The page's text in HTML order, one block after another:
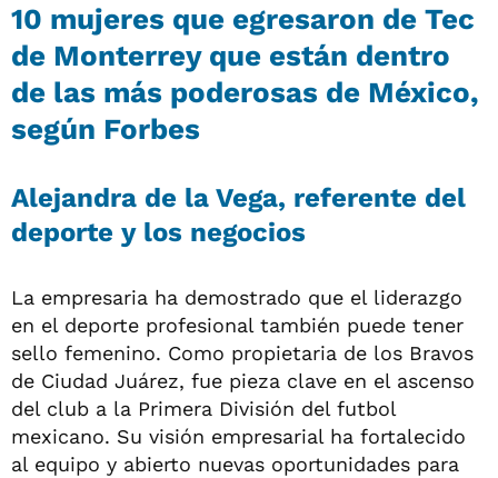
10 mujeres que egresaron de Tec
de Monterrey que están dentro
de las más poderosas de México,
según Forbes
Alejandra de la Vega, referente del
deporte y los negocios
La empresaria ha demostrado que el liderazgo
en el deporte profesional también puede tener
sello femenino. Como propietaria de los Bravos
de Ciudad Juárez, fue pieza clave en el ascenso
del club a la Primera División del futbol
mexicano. Su visión empresarial ha fortalecido
al equipo y abierto nuevas oportunidades para